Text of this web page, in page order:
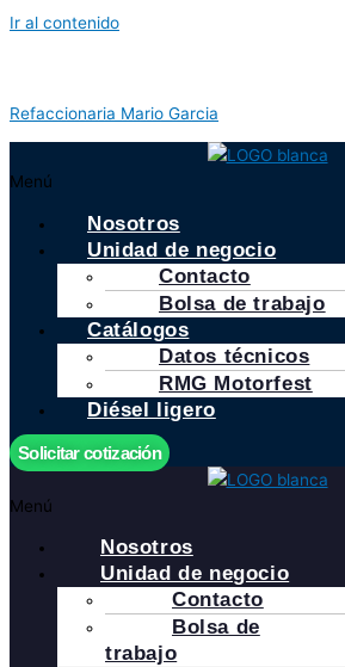
Ir al contenido
Refaccionaria Mario Garcia
Menú
Nosotros
Unidad de negocio
Contacto
Bolsa de trabajo
Catálogos
Datos técnicos
RMG Motorfest
Diésel ligero
Solicitar cotización
Menú
Nosotros
Unidad de negocio
Contacto
Bolsa de
trabajo